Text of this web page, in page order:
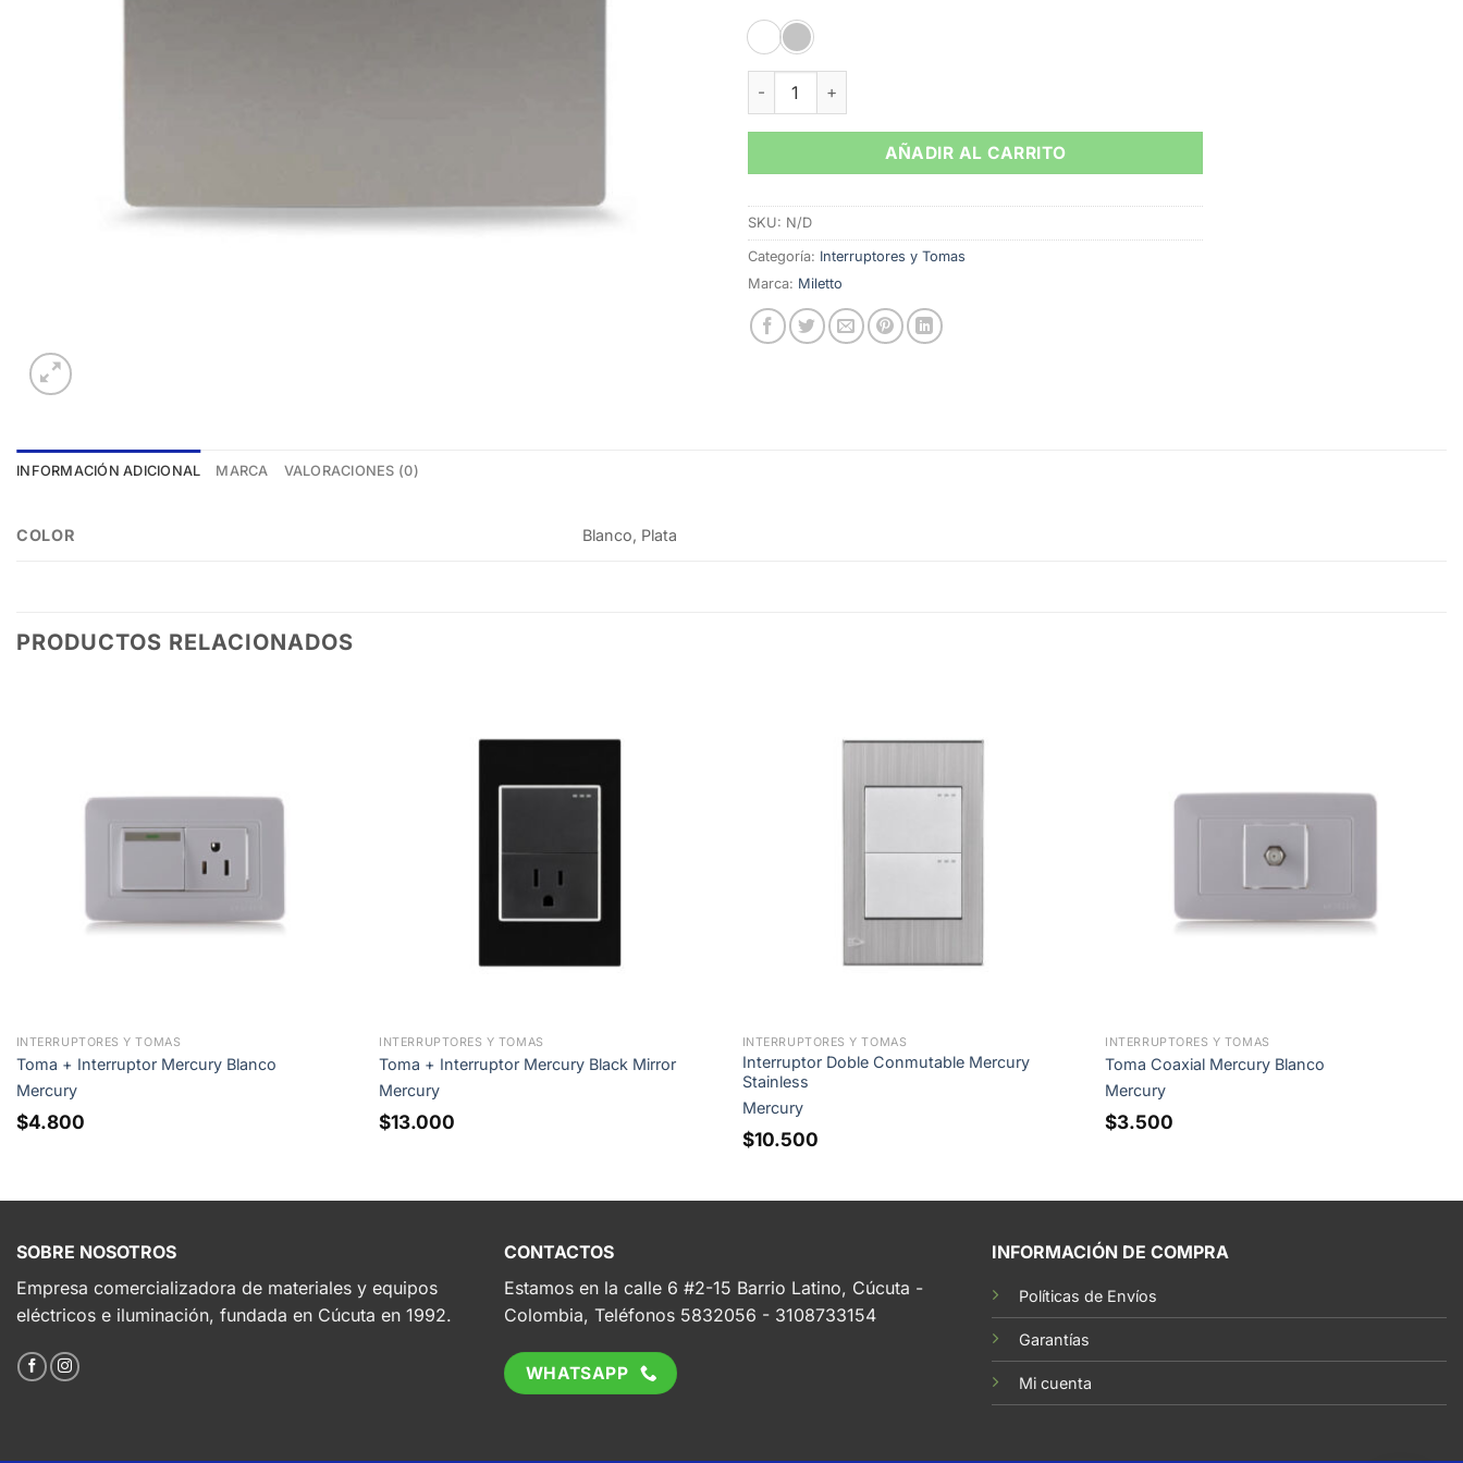
Interruptor Sencillo Antares Miletto cantidad
AÑADIR AL CARRITO
SKU: N/D
Categoría: Interruptores y Tomas
Marca: Miletto
INFORMACIÓN ADICIONAL MARCA VALORACIONES (0)
COLOR Blanco, Plata
PRODUCTOS RELACIONADOS
INTERRUPTORES Y TOMAS
Toma + Interruptor Mercury Blanco
Mercury
$4.800
INTERRUPTORES Y TOMAS
Toma + Interruptor Mercury Black Mirror
Mercury
$13.000
INTERRUPTORES Y TOMAS
Interruptor Doble Conmutable Mercury
Stainless
Mercury
$10.500
INTERRUPTORES Y TOMAS
Toma Coaxial Mercury Blanco
Mercury
$3.500
SOBRE NOSOTROS
Empresa comercializadora de materiales y equipos
eléctricos e iluminación, fundada en Cúcuta en 1992.
CONTACTOS
Estamos en la calle 6 #2-15 Barrio Latino, Cúcuta -
Colombia, Teléfonos 5832056 - 3108733154
WHATSAPP
INFORMACIÓN DE COMPRA
Políticas de Envíos
Garantías
Mi cuenta